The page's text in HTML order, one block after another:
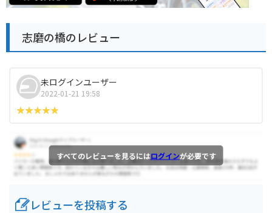
志磨の橋のレビュー
未ログインユーザー
2022-01-21 19:58
すべてのレビューを見るにはログインが必要です
レビューを投稿する